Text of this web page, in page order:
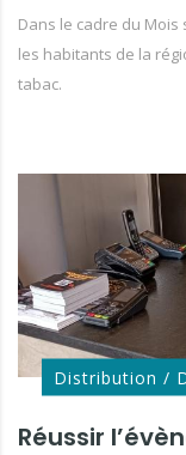
Dans le cadre du
les habitants de la
tabac.
Distribution /
Réussir